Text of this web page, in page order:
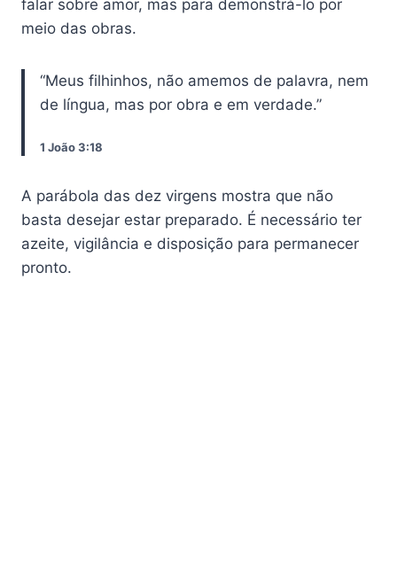
falar sobre amor, mas para demonstrá-lo por
meio das obras.
“Meus filhinhos, não amemos de palavra, nem
de língua, mas por obra e em verdade.”
1 João 3:18
A parábola das dez virgens mostra que não
basta desejar estar preparado. É necessário ter
azeite, vigilância e disposição para permanecer
pronto.